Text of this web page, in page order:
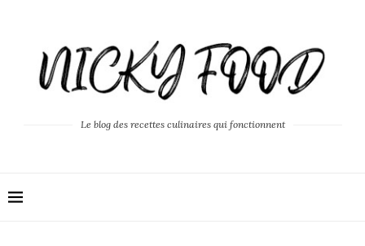
Le blog des recettes culinaires qui fonctionnent